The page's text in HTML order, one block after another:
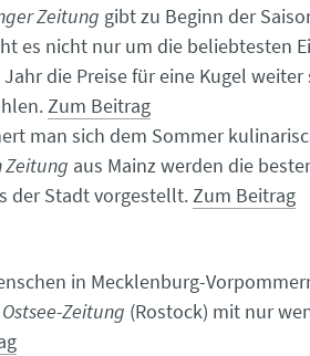
Zeitung gibt zu Beginn der
es nicht nur um die beliebtesten
die Preise für eine Kugel weiter
Zum Beitrag
man sich dem Sommer
Zeitung aus Mainz werden die
der Stadt vorgestellt.Zum Beitrag
in Mecklenburg-
Ostsee-Zeitung (Rostock) mit nur